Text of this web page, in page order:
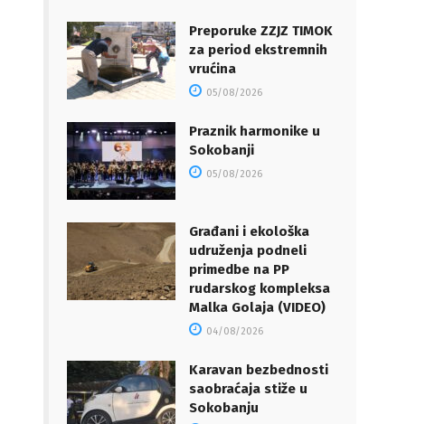
Preporuke ZZJZ TIMOK
za period ekstremnih
vrućina
05/08/2026
Praznik harmonike u
Sokobanji
05/08/2026
Građani i ekološka
udruženja podneli
primedbe na PP
rudarskog kompleksa
Malka Golaja (VIDEO)
04/08/2026
Karavan bezbednosti
saobraćaja stiže u
Sokobanju